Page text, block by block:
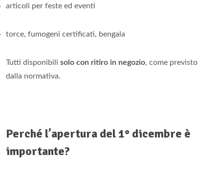
articoli per feste ed eventi
torce, fumogeni certificati, bengala
Tutti disponibili solo con ritiro in negozio, come previsto
dalla normativa.
Perché l’apertura del 1° dicembre è
importante?